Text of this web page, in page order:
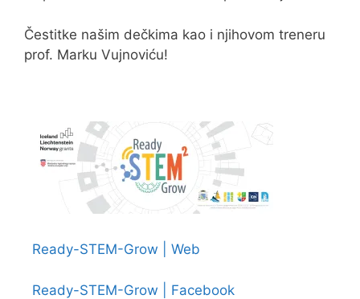
Čestitke našim dečkima kao i njihovom treneru
prof. Marku Vujnoviću!
Ready-STEM-Grow | Web
Ready-STEM-Grow | Facebook